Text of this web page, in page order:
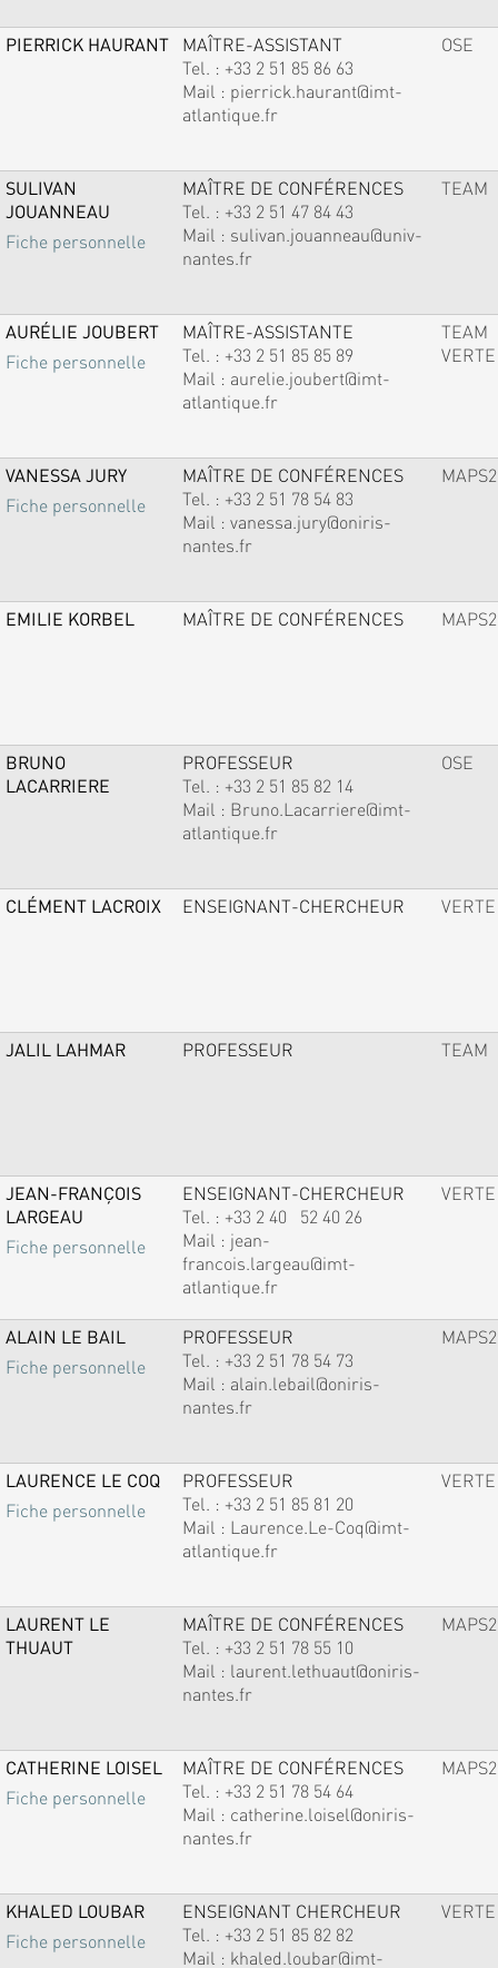
PIERRICK HAURANT
MAÎTRE-ASSISTANT
Tel. : +33 2 51 85 86 63
Mail : pierrick.haurant@imt-
atlantique.fr
OSE
SULIVAN
JOUANNEAU
Fiche personnelle
MAÎTRE DE CONFÉRENCES
Tel. : +33 2 51 47 84 43
Mail : sulivan.jouanneau@univ-
nantes.fr
TEAM
AURÉLIE JOUBERT
Fiche personnelle
MAÎTRE-ASSISTANTE
Tel. : +33 2 51 85 85 89
Mail : aurelie.joubert@imt-
atlantique.fr
TEAM
VERTE
VANESSA JURY
Fiche personnelle
MAÎTRE DE CONFÉRENCES
Tel. : +33 2 51 78 54 83
Mail : vanessa.jury@oniris-
nantes.fr
MAPS2
EMILIE KORBEL MAÎTRE DE CONFÉRENCES MAPS2
BRUNO
LACARRIERE
PROFESSEUR
Tel. : +33 2 51 85 82 14
Mail : Bruno.Lacarriere@imt-
atlantique.fr
OSE
CLÉMENT LACROIX ENSEIGNANT-CHERCHEUR VERTE
JALIL LAHMAR PROFESSEUR TEAM
JEAN-FRANÇOIS
LARGEAU
Fiche personnelle
ENSEIGNANT-CHERCHEUR
Tel. : +33 2 40 52 40 26
Mail : jean-
francois.largeau@imt-
atlantique.fr
VERTE
ALAIN LE BAIL
Fiche personnelle
PROFESSEUR
Tel. : +33 2 51 78 54 73
Mail : alain.lebail@oniris-
nantes.fr
MAPS2
LAURENCE LE COQ
Fiche personnelle
PROFESSEUR
Tel. : +33 2 51 85 81 20
Mail : Laurence.Le-Coq@imt-
atlantique.fr
VERTE
LAURENT LE
THUAUT
MAÎTRE DE CONFÉRENCES
Tel. : +33 2 51 78 55 10
Mail : laurent.lethuaut@oniris-
nantes.fr
MAPS2
CATHERINE LOISEL
Fiche personnelle
MAÎTRE DE CONFÉRENCES
Tel. : +33 2 51 78 54 64
Mail : catherine.loisel@oniris-
nantes.fr
MAPS2
KHALED LOUBAR
Fiche personnelle
ENSEIGNANT CHERCHEUR
Tel. : +33 2 51 85 82 82
Mail : khaled.loubar@imt-
VERTE